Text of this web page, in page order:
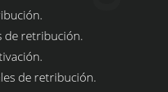
de retribución.
de retribución.